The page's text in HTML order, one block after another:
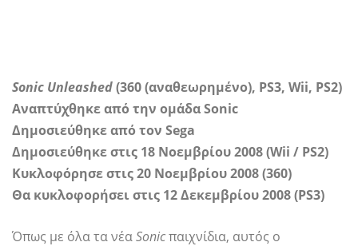
Sonic Unleashed(360 (αναθεωρημένο), PS3, Wii, PS2)
Αναπτύχθηκε από την ομάδα Sonic
Δημοσιεύθηκε από τον Sega
Δημοσιεύθηκε στις 18 Νοεμβρίου 2008 (Wii / PS2)
Κυκλοφόρησε στις 20 Νοεμβρίου 2008 (360)
Θα κυκλοφορήσει στις 12 Δεκεμβρίου 2008 (PS3)
Όπως με όλα τα νέαSonicπαιχνίδια, αυτός ο